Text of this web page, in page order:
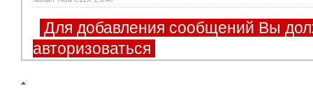
Для добавления сообщений Вы
авторизоваться